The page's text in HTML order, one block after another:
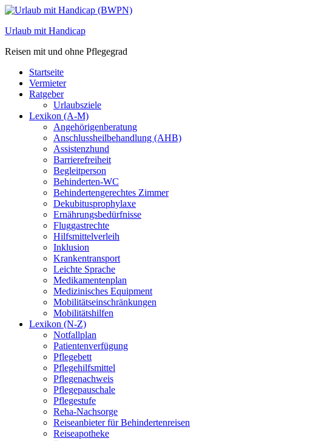
Zum
springen
Urlaub mit Handicap
Reisen mit und ohne Pflegegrad
Startseite
Vermieter
Ratgeber
Urlaubsziele
Lexikon (A-M)
Angehörigenberatung
Anschlussheilbehandlung (AHB)
Assistenzhund
Barrierefreiheit
Begleitperson
Behinderten-WC
Behindertengerechtes Zimmer
Dekubitusprophylaxe
Ernährungsbedürfnisse
Fluggastrechte
Hilfsmittelverleih
Inklusion
Krankentransport
Leichte Sprache
Medikamentenplan
Medizinisches Equipment
Mobilitätseinschränkungen
Mobilitätshilfen
Lexikon (N-Z)
Notfallplan
Patientenverfügung
Pflegebett
Pflegehilfsmittel
Pflegenachweis
Pflegepauschale
Pflegestufe
Reha-Nachsorge
Reiseanbieter für Behindertenreisen
Reiseapotheke